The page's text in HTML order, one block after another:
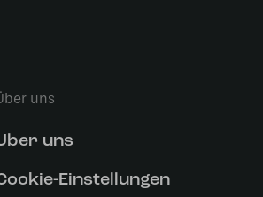
uns
uns
Einstellungen